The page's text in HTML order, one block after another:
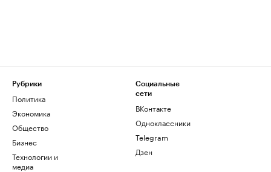
Рубрики
Политика
Экономика
Общество
Бизнес
Технологии и
медиа
Социальные
сети
ВКонтакте
Одноклассники
Telegram
Дзен